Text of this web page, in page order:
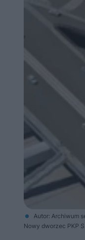
Autor: Archiwum
Nowy dworzec PKP